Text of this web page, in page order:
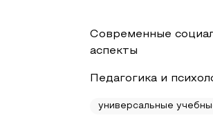
Современные
аспекты
Педагогика и
универсальные